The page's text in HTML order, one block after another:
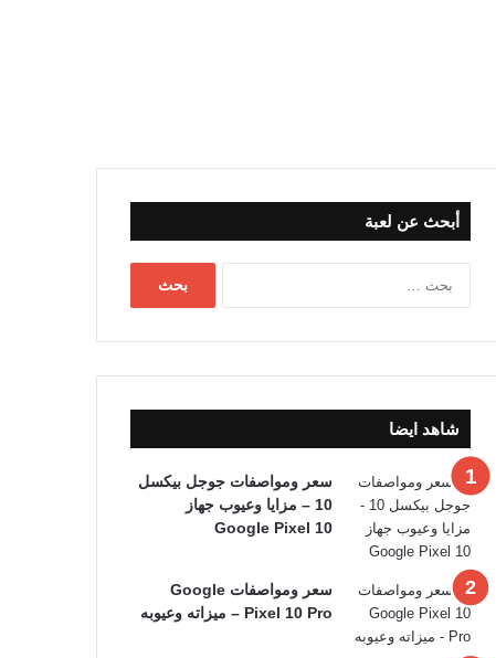
أبحث عن لعبة
شاهد ايضا
سعر ومواصفات جوجل بيكسل
10 – مزايا وعيوب جهاز
Google Pixel 10
سعر ومواصفات Google
Pixel 10 Pro – ميزاته وعيوبه